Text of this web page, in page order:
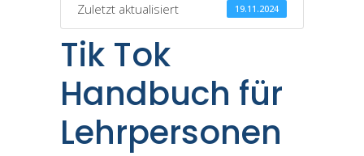
Zuletzt aktualisiert 19.11.2024
Tik Tok
Handbuch für
Lehrpersonen